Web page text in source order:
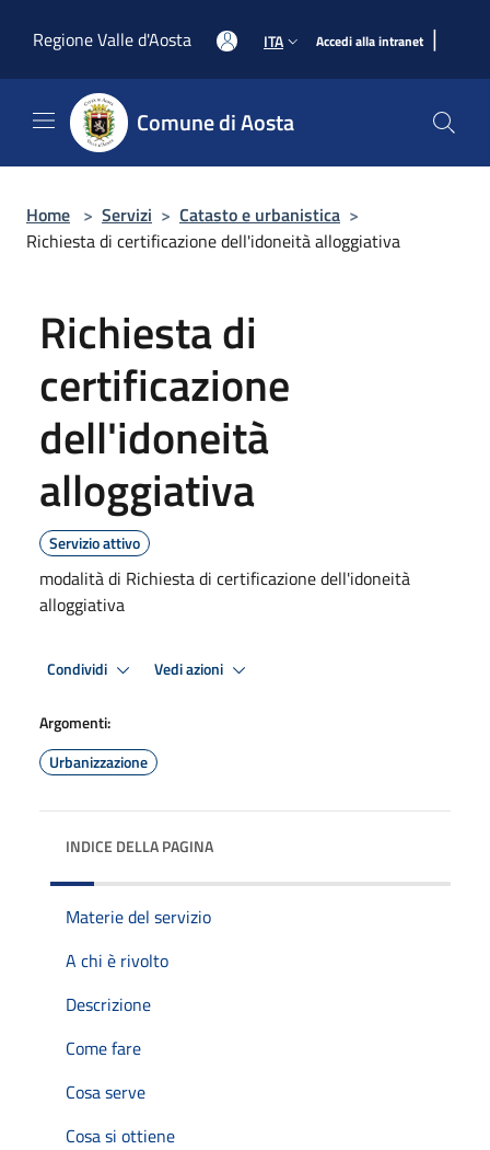
Regione Valle d'Aosta
ITA Accedi alla intranet |
Comune di Aosta
Home > Servizi > Catasto e urbanistica >
Richiesta di certificazione dell'idoneità alloggiativa
Richiesta di
certificazione
dell'idoneità
alloggiativa
Servizio attivo
modalità di Richiesta di certificazione dell'idoneità
alloggiativa
Condividi Vedi azioni
Argomenti:
Urbanizzazione
INDICE DELLA PAGINA
Materie del servizio
A chi è rivolto
Descrizione
Come fare
Cosa serve
Cosa si ottiene